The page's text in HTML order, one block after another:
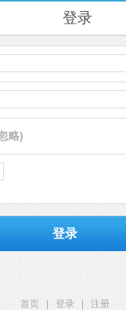
登录
略)
登录
首页 登录
注册